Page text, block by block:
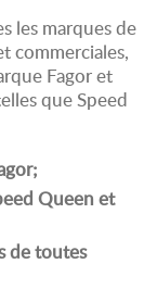
les marques de
commerciales,
Fagor et
que Speed
Queen et
de toutes